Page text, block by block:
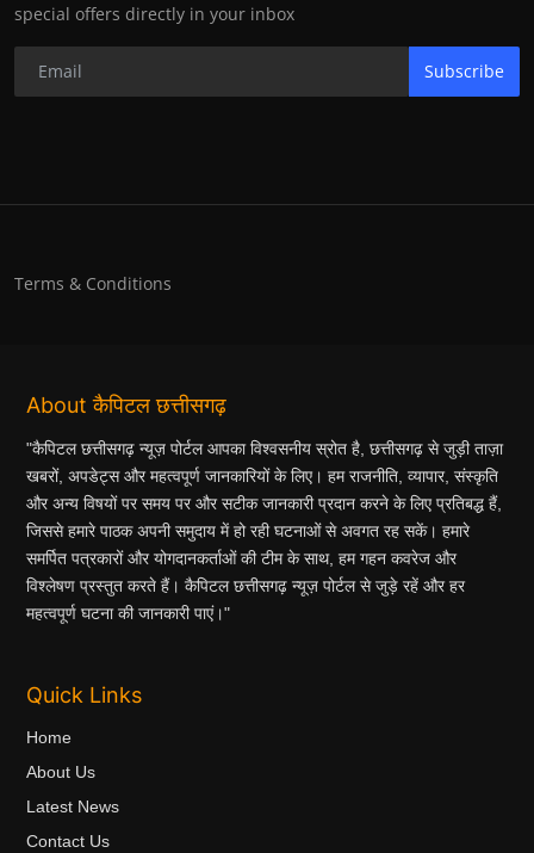
special offers directly in your inbox
Subscribe
Terms & Conditions
About कैपिटल छत्तीसगढ़
"कैपिटल छत्तीसगढ़ न्यूज़ पोर्टल आपका विश्वसनीय स्रोत है, छत्तीसगढ़ से जुड़ी ताज़ा
खबरों, अपडेट्स और महत्वपूर्ण जानकारियों के लिए। हम राजनीति, व्यापार, संस्कृति
और अन्य विषयों पर समय पर और सटीक जानकारी प्रदान करने के लिए प्रतिबद्ध हैं,
जिससे हमारे पाठक अपनी समुदाय में हो रही घटनाओं से अवगत रह सकें। हमारे
समर्पित पत्रकारों और योगदानकर्ताओं की टीम के साथ, हम गहन कवरेज और
विश्लेषण प्रस्तुत करते हैं। कैपिटल छत्तीसगढ़ न्यूज़ पोर्टल से जुड़े रहें और हर
महत्वपूर्ण घटना की जानकारी पाएं।"
Quick Links
Home
About Us
Latest News
Contact Us